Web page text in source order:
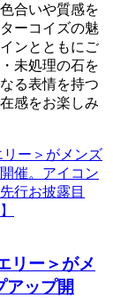
合いや質感を
ーコイズの魅
ンとともにご
未処理の石を
る表情を持つ
感をお楽しみ
リー＞がメ
アップ開